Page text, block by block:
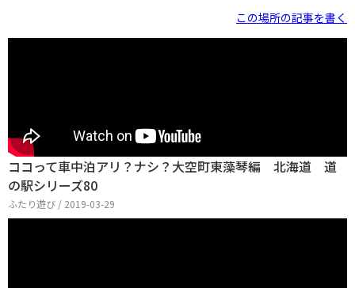
この場所の記事を書く
ココって車中泊アリ？ナシ？大空町東藻琴編 北海道 道
の駅シリーズ80
ふたり遊び / 2019-03-29